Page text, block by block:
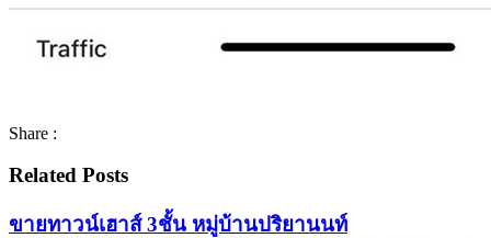
Share :
Related Posts
ขายทาวน์เฮาส์ 3ชั้น หมู่บ้านปริยานนท์